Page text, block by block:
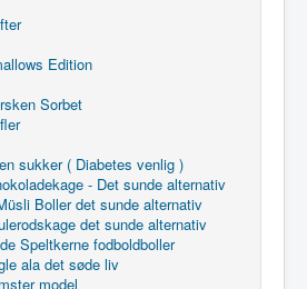
Edition
Sorbet
sukker ( Diabetes venlig )
- Det sunde alternativ
Boller det sunde alternativ
det sunde alternativ
Speltkerne fodboldboller
ala det søde liv
model